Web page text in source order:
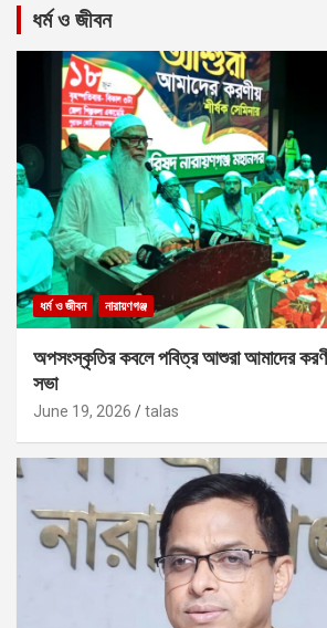
ধর্ম ও জীবন
ধর্ম ও জীবন নারায়ণগঞ্জ
অপসংস্কৃতির কবলে পবিত্র আশুরা আমাদের
সভা
June 19, 2026 talas